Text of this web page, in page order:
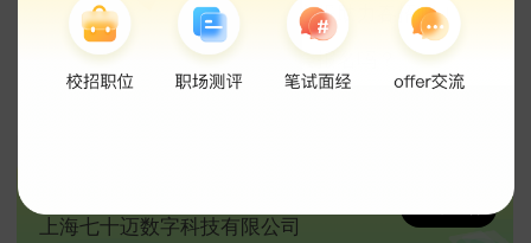
秋招结束了，来交流面试心得助力春招吧！
国考公告终于出了！你，会报名吗？
上海七十迈数字科技有限公司